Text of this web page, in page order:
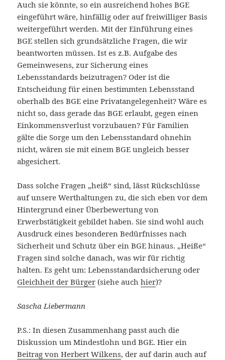
Auch sie könnte, so ein ausreichend hohes BGE
eingeführt wäre, hinfällig oder auf freiwilliger Basis
weitergeführt werden. Mit der Einführung eines
BGE stellen sich grundsätzliche Fragen, die wir
beantworten müssen. Ist es z.B. Aufgabe des
Gemeinwesens, zur Sicherung eines
Lebensstandards beizutragen? Oder ist die
Entscheidung für einen bestimmten Lebensstand
oberhalb des BGE eine Privatangelegenheit? Wäre es
nicht so, dass gerade das BGE erlaubt, gegen einen
Einkommensverlust vorzubauen? Für Familien
gälte die Sorge um den Lebensstandard ohnehin
nicht, wären sie mit einem BGE ungleich besser
abgesichert.
Dass solche Fragen „heiß“ sind, lässt Rückschlüsse
auf unsere Werthaltungen zu, die sich eben vor dem
Hintergrund einer Überbewertung von
Erwerbstätigkeit gebildet haben. Sie sind wohl auch
Ausdruck eines besonderen Bedürfnisses nach
Sicherheit und Schutz über ein BGE hinaus. „Heiße“
Fragen sind solche danach, was wir für richtig
halten. Es geht um: Lebensstandardsicherung oder
Gleichheit der Bürger (siehe auchhier)?
Sascha Liebermann
P.S.: In diesen Zusammenhang passt auch die
Diskussion um Mindestlohn und BGE. Hier ein
Beitrag von Herbert Wilkens, der auf darin auch auf